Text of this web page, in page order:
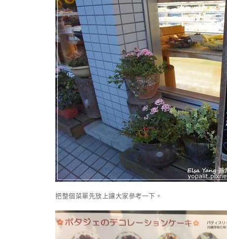
把整個菜單先放上讓大家參考一下。